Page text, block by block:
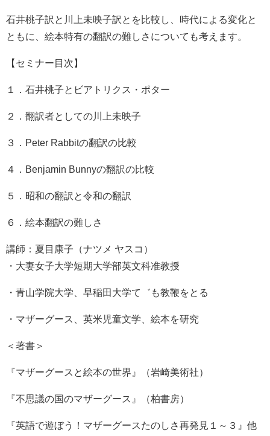
石井桃子訳と川上未映子訳とを比較し、時代による変化と
ともに、絵本特有の翻訳の難しさについても考えます。
【セミナー目次】
１．石井桃子とビアトリクス・ポター
２．翻訳者としての川上未映子
３．Peter Rabbitの翻訳の比較
４．Benjamin Bunnyの翻訳の比較
５．昭和の翻訳と令和の翻訳
６．絵本翻訳の難しさ
講師：夏目康子（ナツメ ヤスコ）
・大妻女子大学短期大学部英文科准教授
・青山学院大学、早稲田大学て゛も教鞭をとる
・マザーグース、英米児童文学、絵本を研究
＜著書＞
『マザーグースと絵本の世界』（岩崎美術社）
『不思議の国のマザーグース』（柏書房）
『英語で遊ぼう！マザーグースたのしさ再発見１～３』他